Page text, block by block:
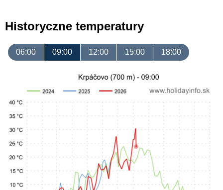
Historyczne temperatury
06:00 09:00 12:00 15:00 18:00